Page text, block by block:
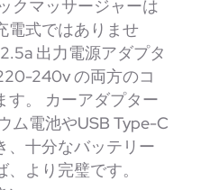
クマッサージャーは
電式ではありませ
出力電源アダプタ
240v の両方のコ
す。 カーアダプター
ム電池やUSB Type-C
、十分なバッテリー
より完璧です。